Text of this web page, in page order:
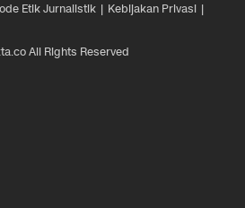
Etik Jurnalistik
Kebijakan Privasi
All Rights Reserved